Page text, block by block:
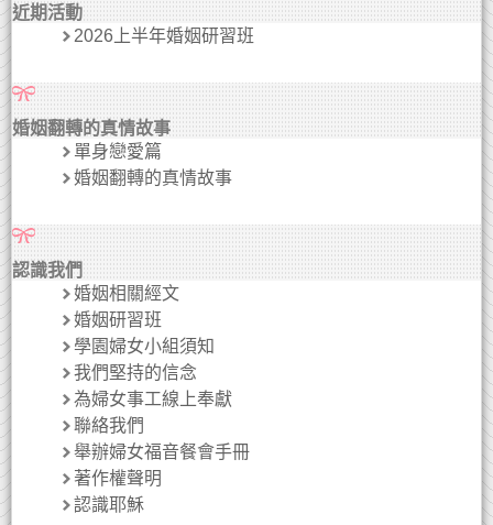
近期活動
2026上半年婚姻研習班
婚姻翻轉的真情故事
單身戀愛篇
婚姻翻轉的真情故事
認識我們
婚姻相關經文
婚姻研習班
學園婦女小組須知
我們堅持的信念
為婦女事工線上奉獻
聯絡我們
舉辦婦女福音餐會手冊
著作權聲明
認識耶穌